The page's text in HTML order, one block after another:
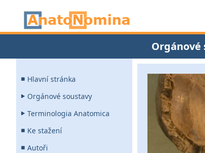
Orgánové
Hlavní stránka
Orgánové soustavy
Terminologia Anatomica
Ke stažení
Autoři